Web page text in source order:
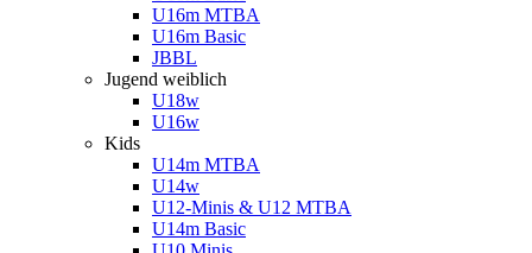
U16m MTBA
U16m Basic
JBBL
Jugend weiblich
U18w
U16w
Kids
U14m MTBA
U14w
U12-Minis & U12 MTBA
U14m Basic